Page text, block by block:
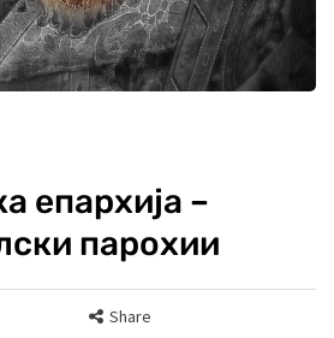
епархија –
парохии
Share